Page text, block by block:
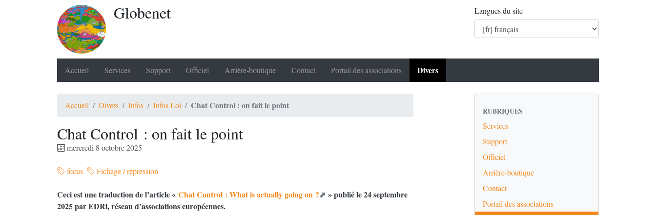
Globenet Langues du site
Accueil Services Support Officiel Arrière-boutique Contact Portail des associations Divers
Accueil Divers Infos Infos Loi Chat Control : on fait le point
Chat Control : on fait le point
mercredi 8 octobre 2025
focus Fichage / répression
Ceci est une traduction de l’article « Chat Control : What is actually going on ?
» publié le 24 septembre
2025 par EDRi, réseau d’associations européennes.
RUBRIQUES
Services
Support
Officiel
Arrière-boutique
Contact
Portail des associations